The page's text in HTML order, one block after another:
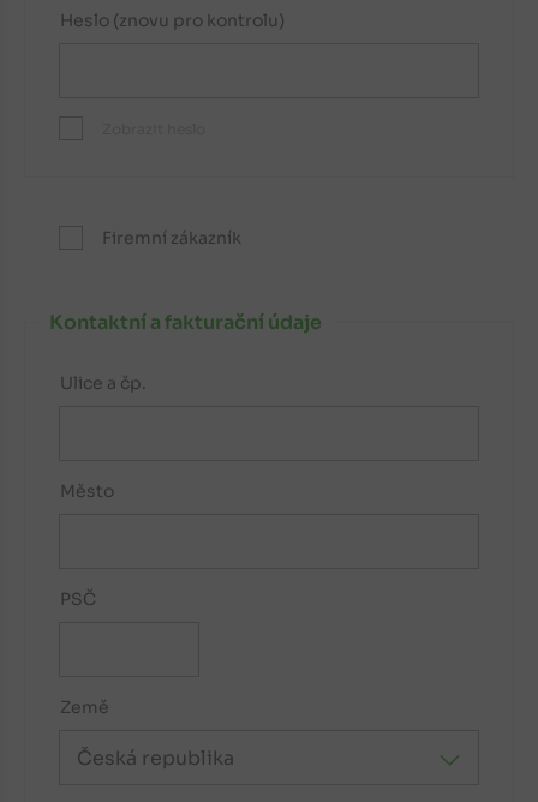
Heslo (znovu pro kontrolu)
Firemní zákazník
Kontaktní a fakturační údaje
Ulice a čp.
Město
PSČ
Země